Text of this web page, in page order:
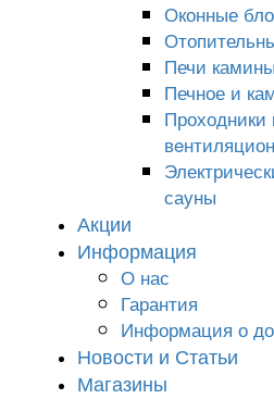
Оконные
Печи камины
Печное и
Проходники
сауны
Акции
Информация
О нас
Гарантия
Информация о
Новости и Статьи
Магазины